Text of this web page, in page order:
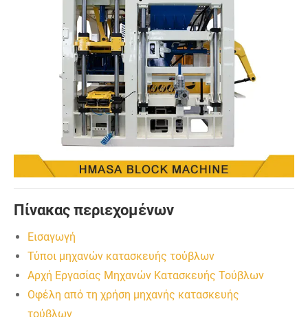
Πίνακας περιεχομένων
Εισαγωγή
Τύποι μηχανών κατασκευής τούβλων
Αρχή Εργασίας Μηχανών Κατασκευής Τούβλων
Οφέλη από τη χρήση μηχανής κατασκευής
τούβλων